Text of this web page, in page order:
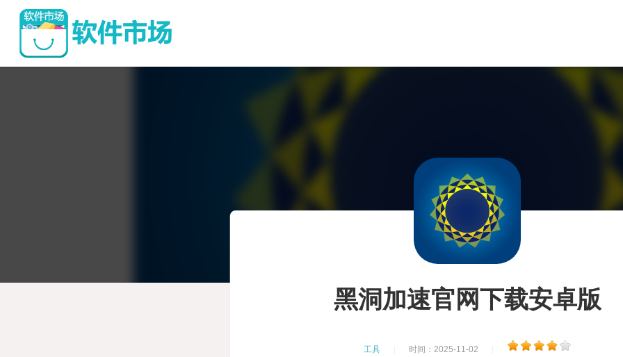
黑洞加速官网下载安卓版
工具 时间：2025-11-02